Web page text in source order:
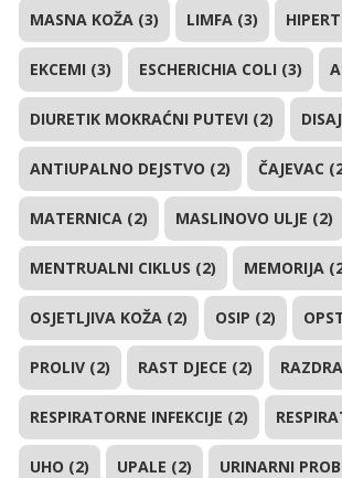
MASNA KOŽA (3) LIMFA (3)
EKCEMI (3) ESCHERICHIA COLI (3)
DIURETIK MOKRAĆNI PUTEVI (2)
ANTIUPALNO DEJSTVO (2) ČAJEVAC
MATERNICA (2) MASLINOVO ULJE (2)
MENTRUALNI CIKLUS (2) MEMORIJA
OSJETLJIVA KOŽA (2) OSIP (2)
PROLIV (2) RAST DJECE (2)
RESPIRATORNE INFEKCIJE (2)
UHO (2) UPALE (2) URINARNI